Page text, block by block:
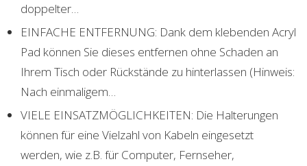
doppelter…
EINFACHE ENTFERNUNG: Dank dem klebenden Acryl
Pad können Sie dieses entfernen ohne Schaden an
Ihrem Tisch oder Rückstände zu hinterlassen (Hinweis:
Nach einmaligem…
VIELE EINSATZMÖGLICHKEITEN: Die Halterungen
können für eine Vielzahl von Kabeln eingesetzt
werden, wie z.B. für Computer, Fernseher,